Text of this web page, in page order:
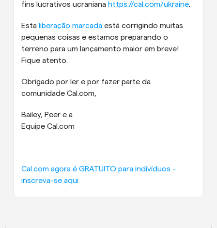
fins lucrativos ucraniana https://cal.com/ukraine.
Esta liberação marcada está corrigindo muitas
pequenas coisas e estamos preparando o
terreno para um lançamento maior em breve!
Fique atento.
Obrigado por ler e por fazer parte da
comunidade Cal.com,
Bailey, Peer e a
Equipe Cal.com
Cal.com agora é GRATUITO para indivíduos -
inscreva-se aqui